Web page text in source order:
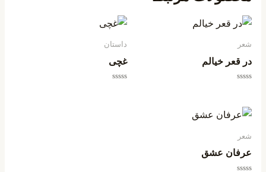
شعر
در قعر خیالم
5
داستان
غچی
شعر
عرفان عشق